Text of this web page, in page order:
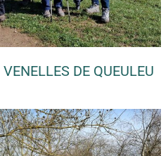
DE QUEULEU